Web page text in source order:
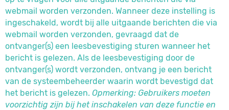
webmail worden verzonden. Wanneer deze instelling is
ingeschakeld, wordt bij alle uitgaande berichten die via
webmail worden verzonden, gevraagd dat de
ontvanger(s) een leesbevestiging sturen wanneer het
bericht is gelezen. Als de leesbevestiging door de
ontvanger(s) wordt verzonden, ontvang je een bericht
van de systeembeheerder waarin wordt bevestigd dat
het bericht is gelezen. Opmerking: Gebruikers moeten
voorzichtig zijn bij het inschakelen van deze functie en